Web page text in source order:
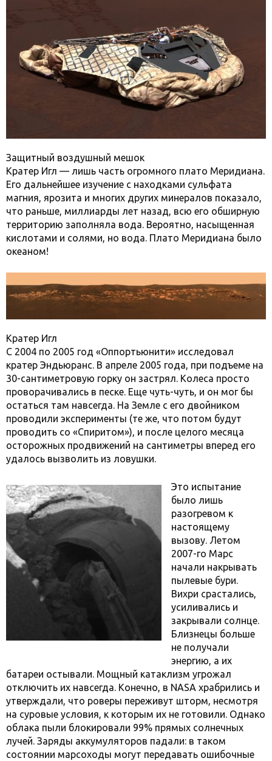
Защитный воздушный мешок
Кратер Игл — лишь часть огромного плато Меридиана.
Его дальнейшее изучение с находками сульфата
магния, ярозита и многих других минералов показало,
что раньше, миллиарды лет назад, всю его обширную
территорию заполняла вода. Вероятно, насыщенная
кислотами и солями, но вода. Плато Меридиана было
океаном!
Кратер Игл
С 2004 по 2005 год «Оппортьюнити» исследовал
кратер Эндьюранс. В апреле 2005 года, при подъеме на
30-сантиметровую горку он застрял. Колеса просто
проворачивались в песке. Еще чуть-чуть, и он мог бы
остаться там навсегда. На Земле с его двойником
проводили эксперименты (те же, что потом будут
проводить со «Спиритом»), и после целого месяца
осторожных продвижений на сантиметры вперед его
удалось вызволить из ловушки.
Это испытание
было лишь
разогревом к
настоящему
вызову. Летом
2007-го Марс
начали накрывать
пылевые бури.
Вихри срастались,
усиливались и
закрывали солнце.
Близнецы больше
не получали
энергию, а их
батареи остывали. Мощный катаклизм угрожал
отключить их навсегда. Конечно, в NASA храбрились и
утверждали, что роверы переживут шторм, несмотря
на суровые условия, к которым их не готовили. Однако
облака пыли блокировали 99% прямых солнечных
лучей. Заряды аккумуляторов падали: в таком
состоянии марсоходы могут передавать ошибочные